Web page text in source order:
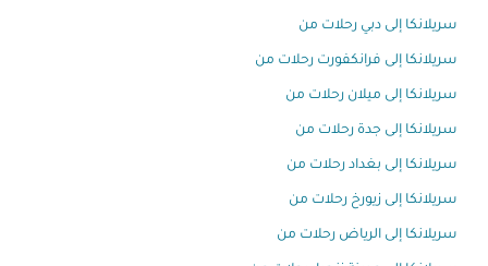
سريلانكا إلى دبي رحلات من
سريلانكا إلى فرانكفورت رحلات من
سريلانكا إلى ميلان رحلات من
سريلانكا إلى جدة رحلات من
سريلانكا إلى بغداد رحلات من
سريلانكا إلى زيورخ رحلات من
سريلانكا إلى الرياض رحلات من